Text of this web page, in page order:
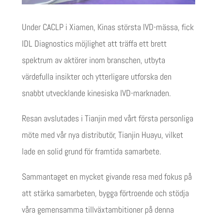
Under CACLP i Xiamen, Kinas största IVD-mässa, fick
IDL Diagnostics möjlighet att träffa ett brett
spektrum av aktörer inom branschen, utbyta
värdefulla insikter och ytterligare utforska den
snabbt utvecklande kinesiska IVD-marknaden.
Resan avslutades i Tianjin med vårt första personliga
möte med vår nya distributör, Tianjin Huayu, vilket
lade en solid grund för framtida samarbete.
Sammantaget en mycket givande resa med fokus på
att stärka samarbeten, bygga förtroende och stödja
våra gemensamma tillväxtambitioner på denna